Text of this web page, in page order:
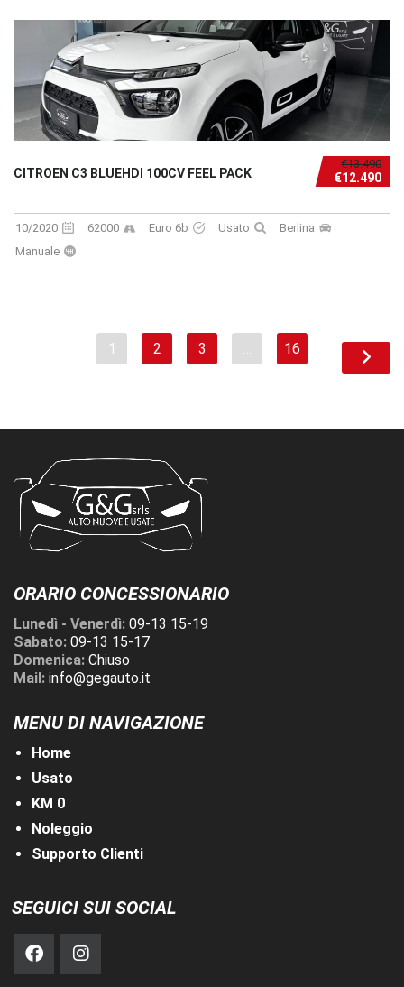
€13.490
€12.490
CITROEN C3 BLUEHDI 100CV FEEL PACK
10/2020 62000 Euro 6b Usato
Berlina
Manuale
1 2 3 … 16
ORARIO CONCESSIONARIO
Lunedì - Venerdì: 09-13 15-19
Sabato: 09-13 15-17
Domenica: Chiuso
Mail: info@gegauto.it
MENU DI NAVIGAZIONE
Home
Usato
KM 0
Noleggio
Supporto Clienti
SEGUICI SUI SOCIAL